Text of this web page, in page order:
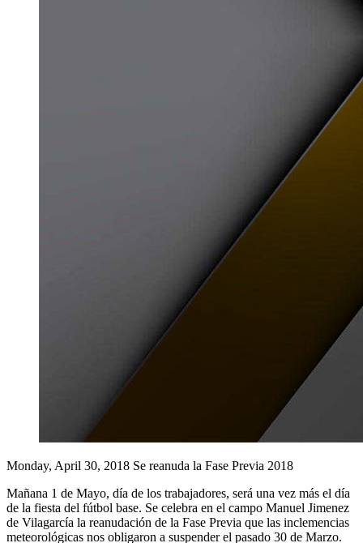
Monday, April 30, 2018 Se reanuda la Fase Previa 2018
Mañana 1 de Mayo, día de los trabajadores, será una vez más el día
de la fiesta del fútbol base. Se celebra en el campo Manuel Jimenez
de Vilagarcía la reanudación de la Fase Previa que las inclemencias
meteorológicas nos obligaron a suspender el pasado 30 de Marzo.